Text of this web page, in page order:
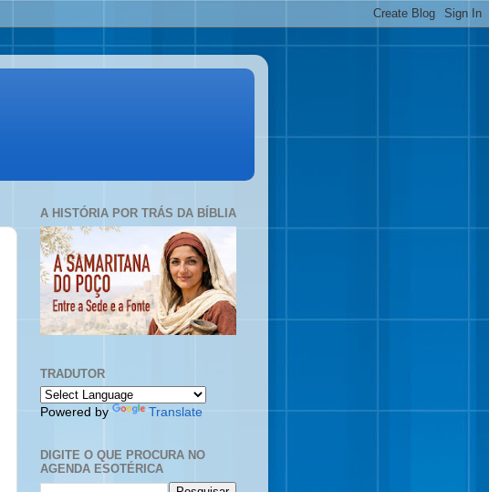
A HISTÓRIA POR TRÁS DA BÍBLIA
TRADUTOR
Powered by Translate
DIGITE O QUE PROCURA NO
AGENDA ESOTÉRICA